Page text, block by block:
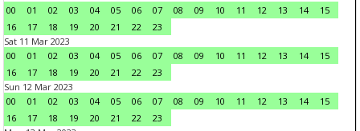
00
01 02 03 04 05 06 07 08 09 10 11 12 13 14
15
16
17 18 19 20 21 22
23
Sat 11 Mar 2023
00
01 02 03 04 05 06 07 08 09 10 11 12 13 14
15
16
17 18 19 20 21 22
23
Sun 12 Mar 2023
00
01 02 03 04 05 06 07 08 09 10 11 12 13 14
15
16
17 18 19 20 21 22
23